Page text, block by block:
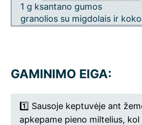
1 g ksantano gumos
granolios su migdolais ir
GAMINIMO EIGA:
1️⃣ Sausoje keptuvėje ant
apkepame pieno miltelius, kol